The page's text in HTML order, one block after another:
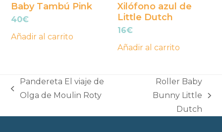
Baby Tambú Pink
40€
Añadir al carrito
Xilófono azul de
Little Dutch
16€
Añadir al carrito
previous
Pandereta El viaje de
Olga de Moulin Roty
post:
Roller Baby
Bunny Little
Dutch